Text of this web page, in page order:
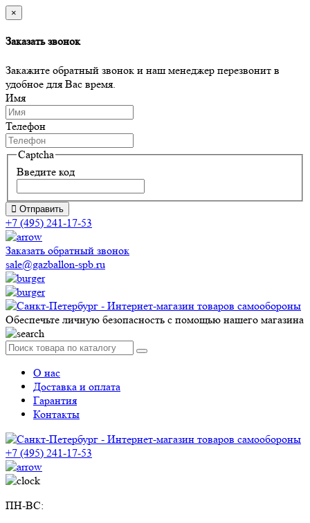
×
Заказать звонок
Закажите обратный звонок и наш менеджер перезвонит в
удобное для Вас время.
Имя
Телефон
Captcha
Введите код
Отправить
+7 (495) 241-17-53
Заказать обратный звонок
sale@gazballon-spb.ru
Обеспечьте личную безопасность с помощью нашего магазина
О нас
Доставка и оплата
Гарантия
Контакты
+7 (495) 241-17-53
ПН-ВС: